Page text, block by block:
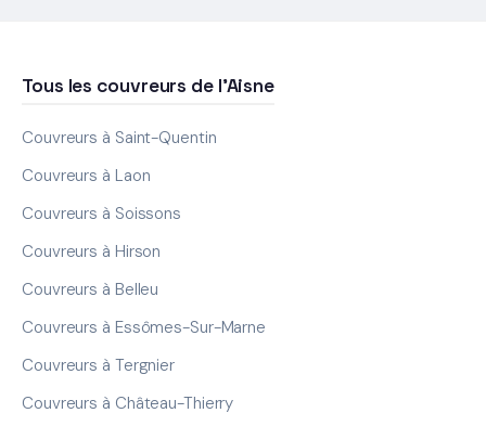
Tous les couvreurs de l'Aisne
Couvreurs à Saint-Quentin
Couvreurs à Laon
Couvreurs à Soissons
Couvreurs à Hirson
Couvreurs à Belleu
Couvreurs à Essômes-Sur-Marne
Couvreurs à Tergnier
Couvreurs à Château-Thierry